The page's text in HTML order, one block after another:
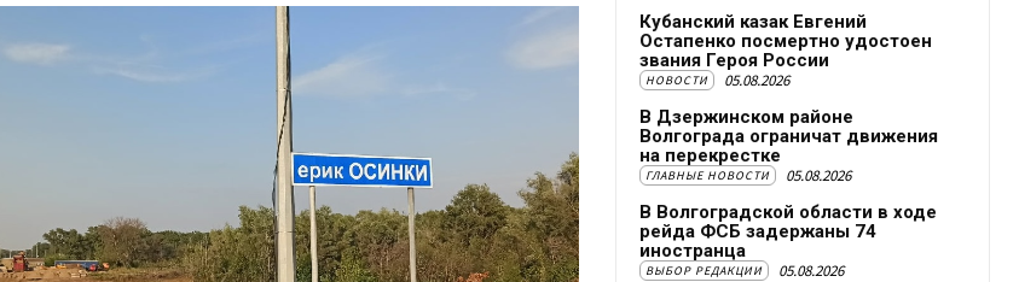
Кубанский казак Евгений
Остапенко посмертно удостоен
звания Героя России
НОВОСТИ 05.08.2026
В Дзержинском районе
Волгограда ограничат движения
на перекрестке
ГЛАВНЫЕ НОВОСТИ 05.08.2026
В Волгоградской области в ходе
рейда ФСБ задержаны 74
иностранца
ВЫБОР РЕДАКЦИИ 05.08.2026